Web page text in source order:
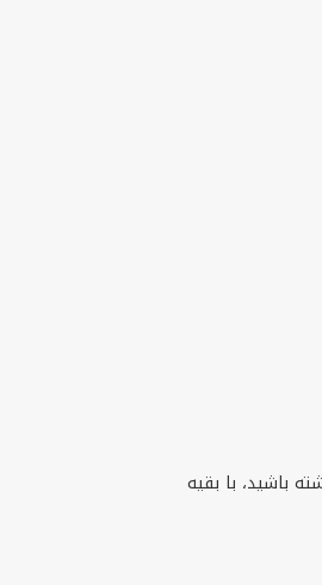
باشید، با بقیه